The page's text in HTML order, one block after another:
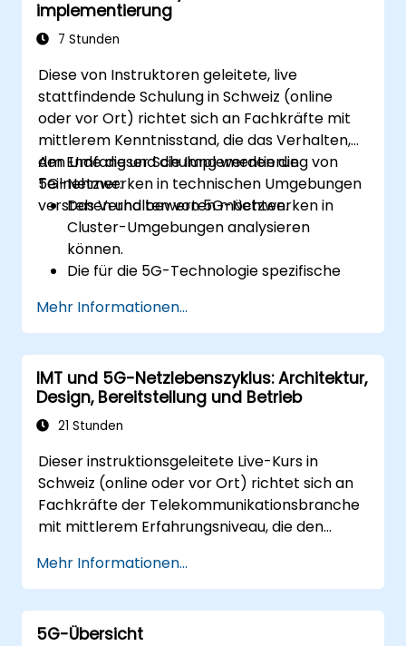
implementierung
7 Stunden
Diese von Instruktoren geleitete, live
stattfindende Schulung in Schweiz (online
oder vor Ort) richtet sich an Fachkräfte mit
mittlerem Kenntnisstand, die das Verhalten,
den Umfang und die Implementierung von
5G-Netzwerken in technischen Umgebungen
verstehen und bewerten möchten.
Am Ende dieser Schulung werden die
Teilnehmer:
Das Verhalten von 5G-Netzwerken in
Cluster-Umgebungen analysieren
können.
Die für die 5G-Technologie spezifische
Praxisnahe Beispiele der 5G-
Implementierung aus anderen Ländern
bewerten.
Die Abdeckungsmöglichkeiten und
Einschränkungen von 5G beurteilen.
Technische Parameter zur Bewertung der
analysieren können.
Mehr Informationen...
IMT und 5G-Netzlebenszyklus: Architektur,
Design, Bereitstellung und Betrieb
21 Stunden
Dieser instruktionsgeleitete Live-Kurs in
Schweiz (online oder vor Ort) richtet sich an
Fachkräfte der Telekommunikationsbranche
mit mittlerem Erfahrungsniveau, die den
Architektur und Design über Bereitstellung
und Betrieb bis hin zu Sicherheit verstehen
möchten.
Mehr Informationen...
5G-Übersicht